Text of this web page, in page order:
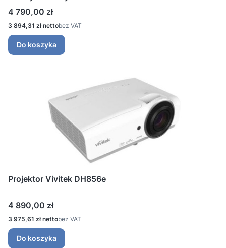
Cena
4 790,00 zł
Cena
3 894,31 zł bez VAT
Do koszyka
Projektor Vivitek DH856e
Cena
4 890,00 zł
Cena
3 975,61 zł bez VAT
Do koszyka